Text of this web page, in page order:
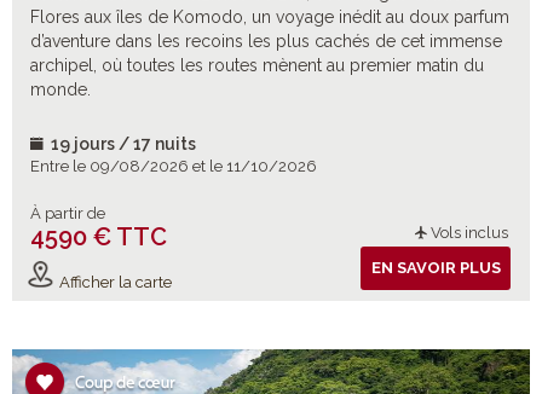
Flores aux îles de Komodo, un voyage inédit au doux parfum
d’aventure dans les recoins les plus cachés de cet immense
archipel, où toutes les routes mènent au premier matin du
monde.
19 jours / 17 nuits
Entre le 09/08/2026 et le 11/10/2026
À partir de
4590 € TTC Vols inclus
Afficher la carte
EN SAVOIR PLUS